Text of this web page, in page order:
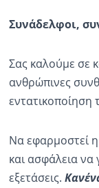
Συνάδελφοι,
Σας καλούμε σε
ανθρώπινες
εντατικοποίηση
Να εφαρμοστεί η
και ασφάλεια να
εξετάσεις.